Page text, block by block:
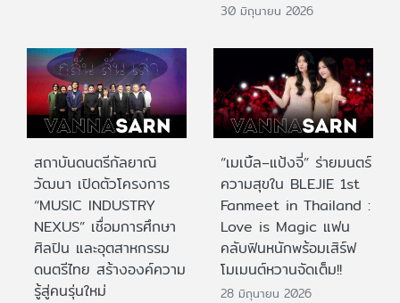
30 มิถุนายน 2026
สถาบันดนตรีกัลยาณิ
วัฒนา เปิดตัวโครงการ
“MUSIC INDUSTRY
NEXUS” เชื่อมการศึกษา
ศิลปิน และอุตสาหกรรม
ดนตรีไทย สร้างองค์ความ
รู้สู่คนรุ่นใหม่
“เมเบิ้ล–แป้งจี่” ร่ายมนตร์
ความสุขใน BLEJIE 1st
Fanmeet in Thailand :
Love is Magic แฟน
คลับฟินหนักพร้อมเสิร์ฟ
โมเมนต์หวานจัดเต็ม!!
28 มิถุนายน 2026